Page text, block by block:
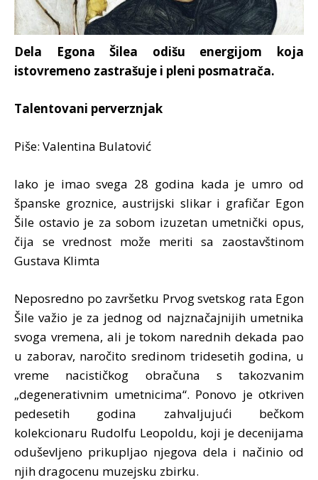
Dela Egona Šilea odišu energijom koja
istovremeno zastrašuje i pleni posmatrača.
Talentovani perverznjak
Piše: Valentina Bulatović
Iako je imao svega 28 godina kada je umro od
španske groznice, austrijski slikar i grafičar Egon
Šile ostavio je za sobom izuzetan umetnički opus,
čija se vrednost može meriti sa zaostavštinom
Gustava Klimta
Neposredno po završetku Prvog svetskog rata Egon
Šile važio je za jednog od najznačajnijih umetnika
svoga vremena, ali je tokom narednih dekada pao
u zaborav, naročito sredinom tridesetih godina, u
vreme nacističkog obračuna s takozvanim
„degenerativnim umetnicima“. Ponovo je otkriven
pedesetih godina zahvaljujući bečkom
kolekcionaru Rudolfu Leopoldu, koji je decenijama
oduševljeno prikupljao njegova dela i načinio od
njih dragocenu muzejsku zbirku.